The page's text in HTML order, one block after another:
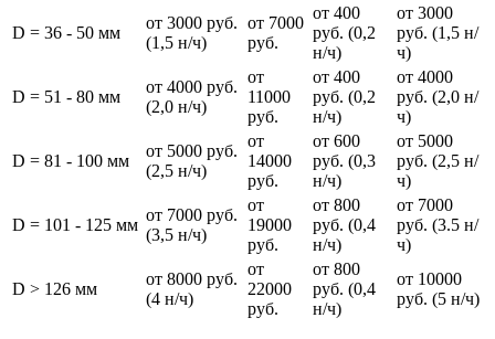
D = 36 - 50 мм
от 3000 руб.
(1,5 н/ч)
от 7000
руб.
от 400
руб. (0,2
н/ч)
от 3000
руб. (1,5 н/
ч)
D = 51 - 80 мм
от 4000 руб.
(2,0 н/ч)
от
11000
руб.
от 400
руб. (0,2
н/ч)
от 4000
руб. (2,0 н/
ч)
D = 81 - 100 мм
от 5000 руб.
(2,5 н/ч)
от
14000
руб.
от 600
руб. (0,3
н/ч)
от 5000
руб. (2,5 н/
ч)
D = 101 - 125 мм
от 7000 руб.
(3,5 н/ч)
от
19000
руб.
от 800
руб. (0,4
н/ч)
от 7000
руб. (3.5 н/
ч)
D > 126 мм
от 8000 руб.
(4 н/ч)
от
22000
руб.
от 800
руб. (0,4
н/ч)
от 10000
руб. (5 н/ч)